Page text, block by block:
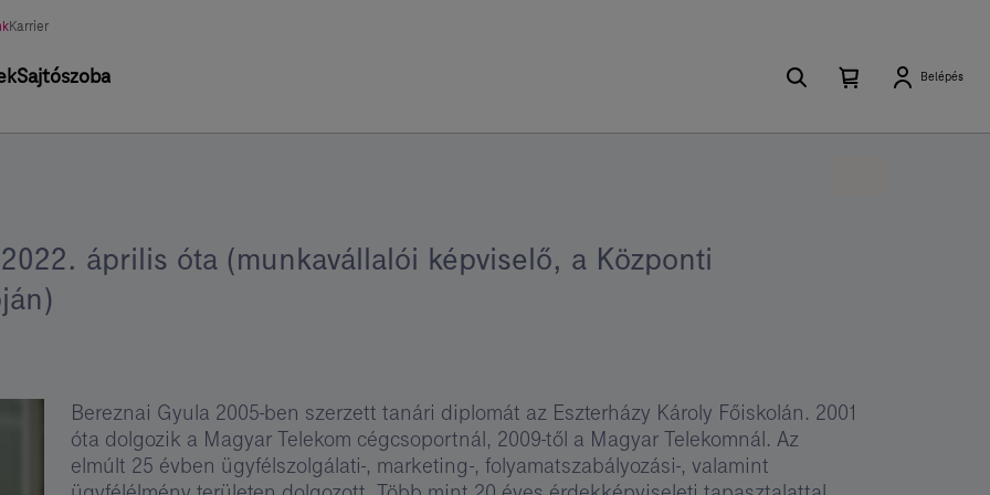
Karrier
Sajtószoba KeresésKosárban
található
Kosár
Belépés
április óta (munkavállalói képviselő, a Központi
Bereznai Gyula 2005-ben szerzett tanári diplomát az Eszterházy Károly Főiskolán. 2001
óta dolgozik a Magyar Telekom cégcsoportnál, 2009-től a Magyar Telekomnál. Az
elmúlt 25 évben ügyfélszolgálati-, marketing-, folyamatszabályozási-, valamint